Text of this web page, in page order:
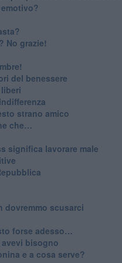
No grazie!
del benessere
strano amico
che…
significa lavorare male
dovremmo scusarci
forse adesso…
bisogno
e a cosa serve?